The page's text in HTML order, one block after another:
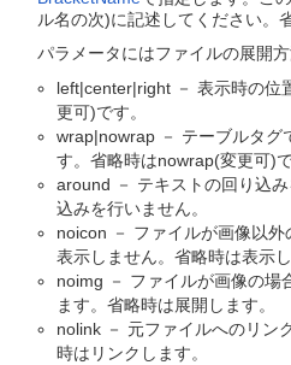
ル名の次)に記述してください。
パラメータにはファイルの展開方
left|center|right － 表示時の位
更可)です。
wrap|nowrap － テーブルタグ
す。省略時はnowrap(変更可)で
around － テキストの回り込
込みを行いません。
noicon － ファイルが画像以
表示しません。省略時は表示し
noimg － ファイルが画像の場
ます。省略時は展開します。
nolink － 元ファイルへのリン
時はリンクします。